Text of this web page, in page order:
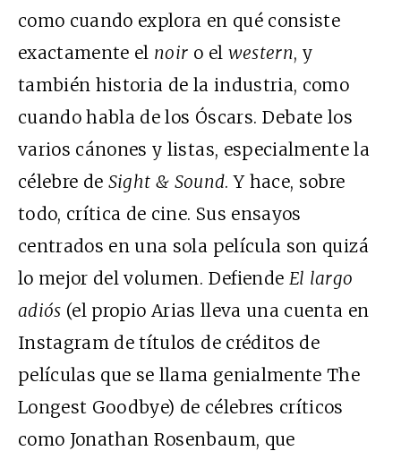
como cuando explora en qué consiste
exactamente el noir o el western, y
también historia de la industria, como
cuando habla de los Óscars. Debate los
varios cánones y listas, especialmente la
célebre de Sight & Sound. Y hace, sobre
todo, crítica de cine. Sus ensayos
centrados en una sola película son quizá
lo mejor del volumen. Defiende El largo
adiós (el propio Arias lleva una cuenta en
Instagram de títulos de créditos de
películas que se llama genialmente The
Longest Goodbye) de célebres críticos
como Jonathan Rosenbaum, que